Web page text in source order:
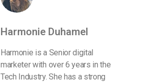
Harmonie Duhamel
Harmonie is a Senior digital
marketer with over 6 years in the
Tech Industry. She has a strong